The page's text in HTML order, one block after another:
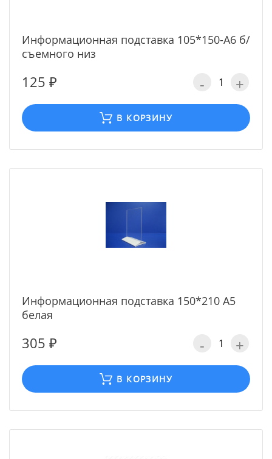
Информационная подставка 105*150-А6 б/
съемного низ
125 ₽ - +
В КОРЗИНУ
Информационная подставка 150*210 А5
белая
305 ₽ - +
В КОРЗИНУ